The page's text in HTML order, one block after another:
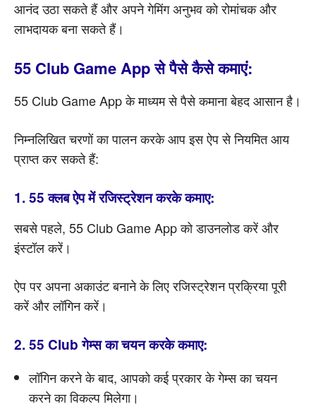
आनंद उठा सकते हैं और अपने गेमिंग अनुभव को रोमांचक और
लाभदायक बना सकते हैं।
55 Club Game App से पैसे कैसे कमाएं:
55 Club Game App के माध्यम से पैसे कमाना बेहद आसान है।
निम्नलिखित चरणों का पालन करके आप इस ऐप से नियमित आय
प्राप्त कर सकते हैं:
1. 55 क्लब ऐप में रजिस्ट्रेशन करके कमाए:
सबसे पहले, 55 Club Game App को डाउनलोड करें और
इंस्टॉल करें।
ऐप पर अपना अकाउंट बनाने के लिए रजिस्ट्रेशन प्रक्रिया पूरी
करें और लॉगिन करें।
2. 55 Club गेम्स का चयन करके कमाए:
लॉगिन करने के बाद, आपको कई प्रकार के गेम्स का चयन
करने का विकल्प मिलेगा।